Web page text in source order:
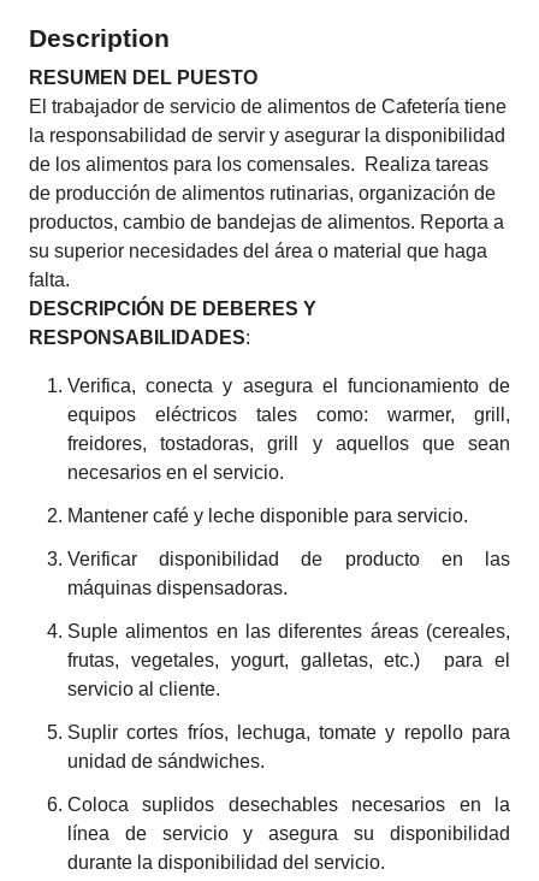
Description
RESUMEN DEL PUESTO
El trabajador de servicio de alimentos de Cafetería tiene
la responsabilidad de servir y asegurar la disponibilidad
de los alimentos para los comensales. Realiza tareas
de producción de alimentos rutinarias, organización de
productos, cambio de bandejas de alimentos. Reporta a
su superior necesidades del área o material que haga
falta.
DESCRIPCIÓN DE DEBERES Y
RESPONSABILIDADES:
Verifica, conecta y asegura el funcionamiento de
equipos eléctricos tales como: warmer, grill,
freidores, tostadoras, grill y aquellos que sean
necesarios en el servicio.
Mantener café y leche disponible para servicio.
Verificar disponibilidad de producto en las
máquinas dispensadoras.
Suple alimentos en las diferentes áreas (cereales,
frutas, vegetales, yogurt, galletas, etc.) para el
servicio al cliente.
Suplir cortes fríos, lechuga, tomate y repollo para
unidad de sándwiches.
Coloca suplidos desechables necesarios en la
línea de servicio y asegura su disponibilidad
durante la disponibilidad del servicio.